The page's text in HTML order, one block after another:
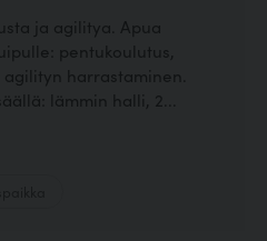
ja agilitya. Apua
pentukoulutus,
harrastaminen.
lämmin halli, 2...